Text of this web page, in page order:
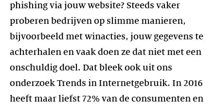
phishing via jouw website? Steeds vaker
proberen bedrijven op slimme manieren,
bijvoorbeeld met winacties, jouw gegevens te
achterhalen en vaak doen ze dat niet met een
onschuldig doel. Dat bleek ook uit ons
onderzoek Trends in Internetgebruik. In 2016
heeft maar liefst 72% van de consumenten en